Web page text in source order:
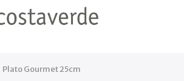
Plato Gourmet 25cm